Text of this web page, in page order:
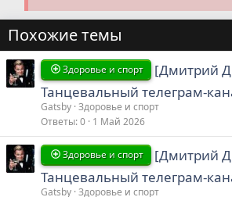
Похожие темы
Здоровье и спорт
[Дмитрий
Танцевальный телеграм-
Gatsby Здоровье и спорт
Ответы 0 1 Май 2026
Здоровье и спорт
[Дмитрий
Танцевальный телеграм-
Gatsby Здоровье и спорт